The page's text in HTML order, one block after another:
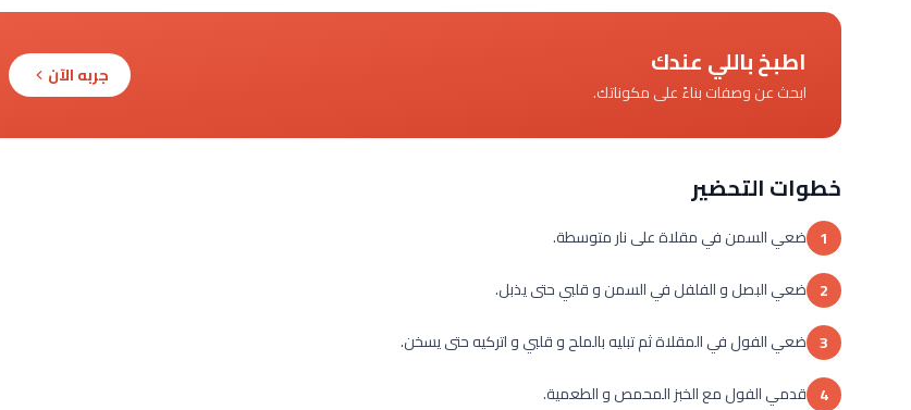
اطبخ باللي عندك
ابحث عن وصفات بناءً على مكوناتك.
جربه الآن
خطوات التحضير
1 ضعي السمن في مقلاة على نار متوسطة.
2 ضعي البصل و الفلفل في السمن و قلبي حتى يذبل.
3 ضعي الفول في المقلاة ثم تبليه بالملح و قلبي و اتركيه حتى يسخن.
4 قدمي الفول مع الخبز المحمص و الطعمية.